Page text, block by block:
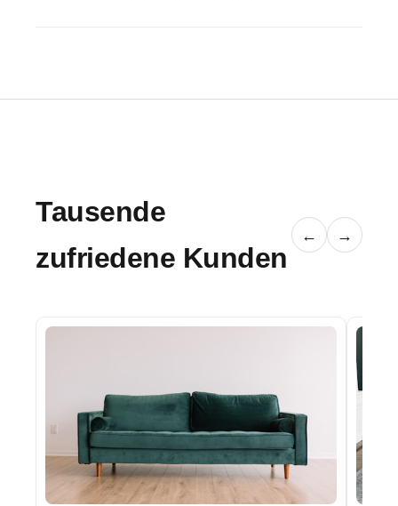
Tausende
zufriedene Kunden
← →